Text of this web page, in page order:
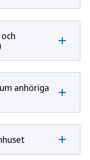
anhöriga